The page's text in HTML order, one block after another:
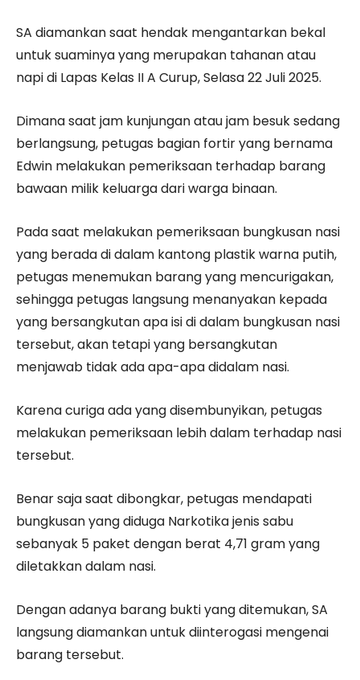
SA diamankan saat hendak mengantarkan bekal
untuk suaminya yang merupakan tahanan atau
napi di Lapas Kelas II A Curup, Selasa 22 Juli 2025.
Dimana saat jam kunjungan atau jam besuk sedang
berlangsung, petugas bagian fortir yang bernama
Edwin melakukan pemeriksaan terhadap barang
bawaan milik keluarga dari warga binaan.
Pada saat melakukan pemeriksaan bungkusan nasi
yang berada di dalam kantong plastik warna putih,
petugas menemukan barang yang mencurigakan,
sehingga petugas langsung menanyakan kepada
yang bersangkutan apa isi di dalam bungkusan nasi
tersebut, akan tetapi yang bersangkutan
menjawab tidak ada apa-apa didalam nasi.
Karena curiga ada yang disembunyikan, petugas
melakukan pemeriksaan lebih dalam terhadap nasi
tersebut.
Benar saja saat dibongkar, petugas mendapati
bungkusan yang diduga Narkotika jenis sabu
sebanyak 5 paket dengan berat 4,71 gram yang
diletakkan dalam nasi.
Dengan adanya barang bukti yang ditemukan, SA
langsung diamankan untuk diinterogasi mengenai
barang tersebut.